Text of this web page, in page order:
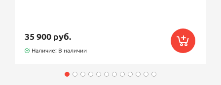
35 900 руб.
Наличие: В наличии